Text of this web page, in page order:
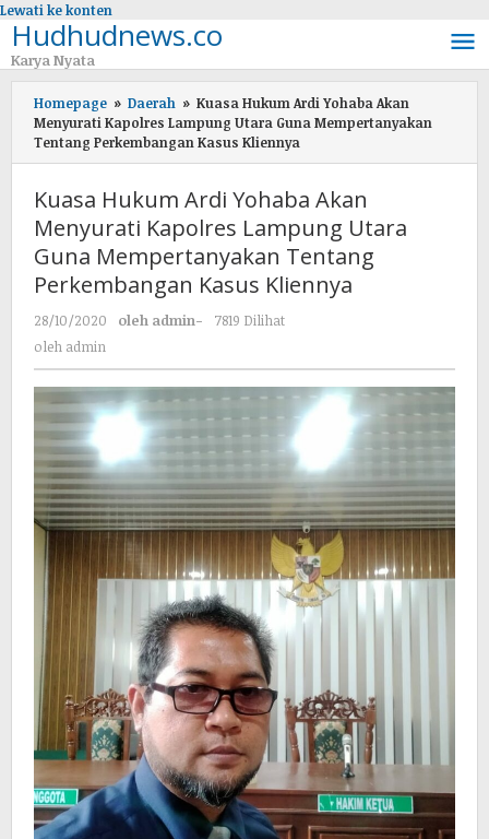
Lewati ke konten
Hudhudnews.co
Karya Nyata
Homepage » Daerah » Kuasa Hukum Ardi Yohaba Akan
Menyurati Kapolres Lampung Utara Guna Mempertanyakan
Tentang Perkembangan Kasus Kliennya
Kuasa Hukum Ardi Yohaba Akan
Menyurati Kapolres Lampung Utara
Guna Mempertanyakan Tentang
Perkembangan Kasus Kliennya
28/10/2020 oleh admin-
7819 Dilihat
oleh admin